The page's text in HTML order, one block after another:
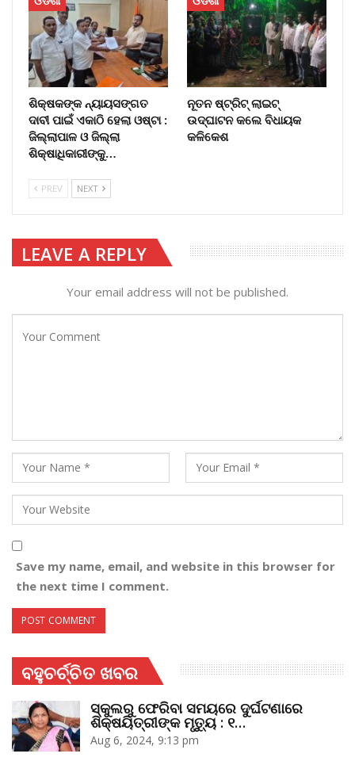
ଶିକ୍ଷକଙ୍କ ନ୍ୟାୟସଙ୍ଗତ
ଦାବୀ ପାଇଁ ଏକାଠି ହେଲା ଓଷ୍ଟା :
ଜିଲ୍ଲାପାଳ ଓ ଜିଲ୍ଲା
ଶିକ୍ଷାଧିକାରୀଙ୍କୁ…
ନୂତନ ଷ୍ଟ୍ରିଟ୍ ଲାଇଟ୍‌
ଉଦ୍‌ଘାଟନ କଲେ ବିଧାୟକ
କଳିକେଶ
PREV NEXT
LEAVE A REPLY
Your email address will not be published.
Save my name, email, and website in this browser for
the next time I comment.
ବହୁଚର୍ଚ୍ଚିତ ଖବର
ସ୍କୁଲରୁ ଫେରିବା ସମୟରେ ଦୁର୍ଘଟଣାରେ
ଶିକ୍ଷୟିତ୍ରୀଙ୍କ ମୃତ୍ୟୁ : ୧…
Aug 6, 2024, 9:13 pm